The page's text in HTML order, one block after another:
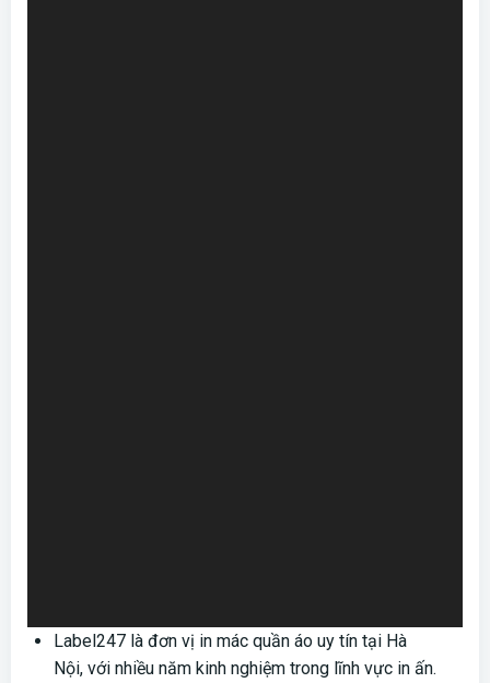
Label247 là đơn vị in mác quần áo uy tín tại Hà
Nội, với nhiều năm kinh nghiệm trong lĩnh vực in ấn.